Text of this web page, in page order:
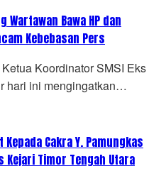
Bawa HP dan
Kebebasan Pers
Koordinator SMSI Eks
hari ini mengingatkan…
Cakra Y. Pamungkas
Kejari Timor Tengah Utara